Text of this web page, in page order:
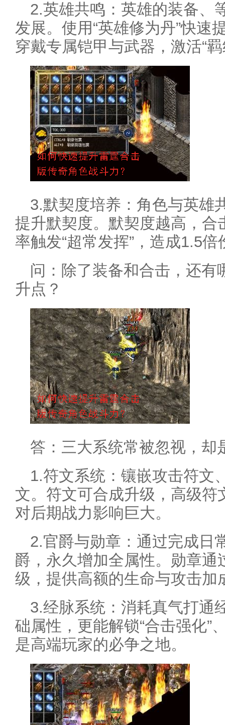
2.英雄共鸣：英雄的装备、
发展。使用“英雄修为丹”快速
穿戴专属铠甲与武器，激活“
3.默契度培养：角色与英雄
提升默契度。默契度越高，合
率触发“超常发挥”，造成1.5倍
问：除了装备和合击，还有
升点？
答：三大系统常被忽视，却
1.符文系统：镶嵌攻击符文
文。符文可合成升级，高级符
对后期战力影响巨大。
2.官爵与勋章：通过完成日
爵，永久增加全属性。勋章通
级，提供高额的生命与攻击加
3.经脉系统：消耗真气打通
础属性，更能解锁“合击强化”
是高端玩家的必争之地。